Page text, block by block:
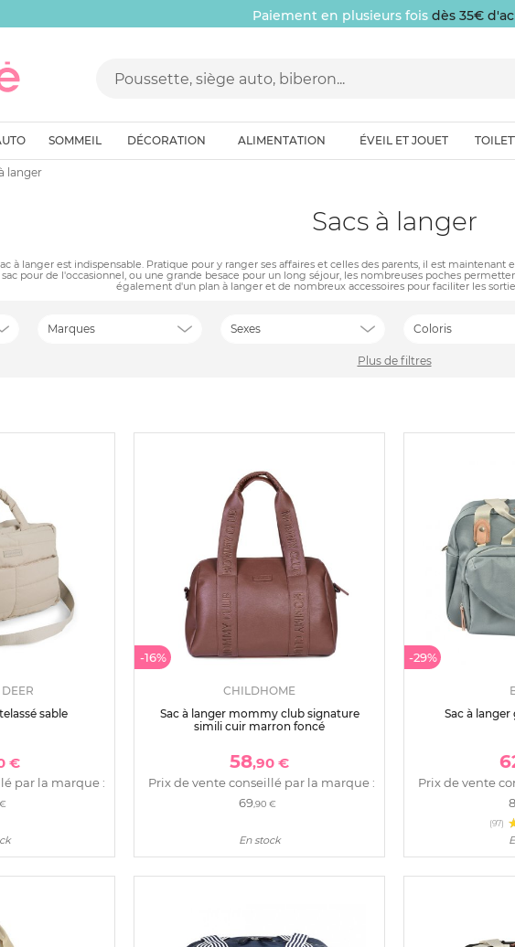
Paiement en plusieurs fois dès 35€
SOMMEIL DÉCORATION ALIMENTATION ÉVEIL ET JOUET
langer
Sacs à langer
à langer est indispensable. Pratique pour y ranger ses affaires et celles des parents, il est
pour de l'occasionnel, ou une grande besace pour un long séjour, les nombreuses poches
également d'un plan à langer et de nombreux accessoires pour faciliter les
Marques Sexes Coloris
Plus de filtres
sable
€
par la marque :
-16%
CHILDHOME
Sac à langer mommy club signature
simili cuir marron foncé
58,90 €
Prix de vente conseillé par la marque :
69,90 €
En stock
-29%
Sac à
Prix de vente
(97)